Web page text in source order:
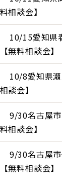
相談会】
10/15愛知県
無料相談会】
10/8愛知県
談会】
9/30名古屋
相談会】
9/30名古屋
無料相談会】